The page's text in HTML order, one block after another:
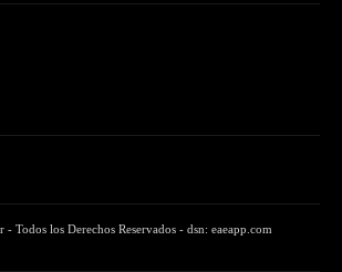
Todos los Derechos Reservados - dsn: eaeapp.com